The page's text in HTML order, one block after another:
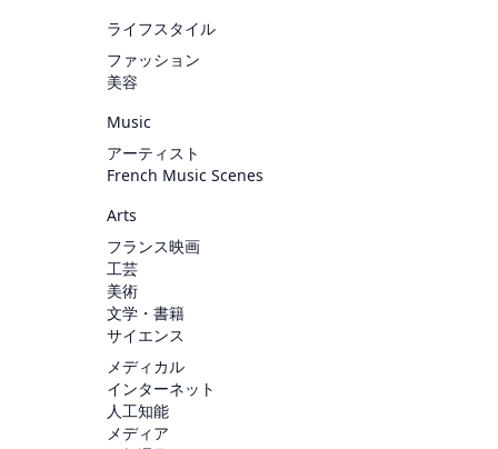
ライフスタイル
ファッション
美容
Music
アーティスト
French Music Scenes
Arts
フランス映画
工芸
美術
文学・書籍
サイエンス
メディカル
インターネット
人工知能
メディア